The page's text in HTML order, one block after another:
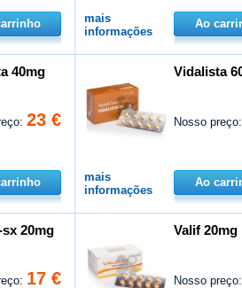
mais
informações
Ao
40mg
23 €
Vidalista
Nosso
mais
informações
Ao
20mg
17 €
Valif 20mg
Nosso